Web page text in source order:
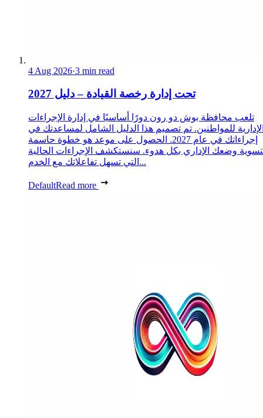
4 Aug 2026·3 min read
تحت إدارة رخصة القيادة – دليل 2027
تلعب محافظة بوش دو رون دورًا أساسيًا في إدارة الإجراءات
للمواطنين. تم تصميم هذا الدليل الشامل لمساعدتك في
إجراءاتك في عام 2027. الحصول على موعد هو خطوة حاسمة
وضعك الإداري بكل هدوء. سنستكشف الإجراءات الحالية
التي تسهل تفاعلاتك مع الخدم...
DefaultRead more